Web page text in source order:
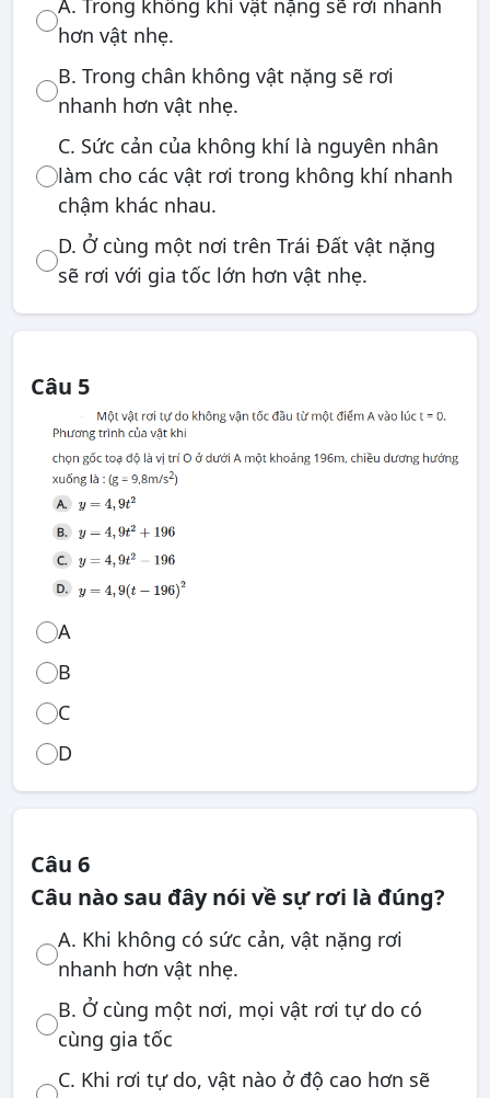
A. Trong không khí vật nặng sẽ rơi nhanh
hơn vật nhẹ.
B. Trong chân không vật nặng sẽ rơi
nhanh hơn vật nhẹ.
C. Sức cản của không khí là nguyên nhân
làm cho các vật rơi trong không khí nhanh
chậm khác nhau.
D. Ở cùng một nơi trên Trái Đất vật nặng
sẽ rơi với gia tốc lớn hơn vật nhẹ.
Câu 5
A
B
C
D
Câu 6
Câu nào sau đây nói về sự rơi là đúng?
A. Khi không có sức cản, vật nặng rơi
nhanh hơn vật nhẹ.
B. Ở cùng một nơi, mọi vật rơi tự do có
cùng gia tốc
C. Khi rơi tự do, vật nào ở độ cao hơn sẽ